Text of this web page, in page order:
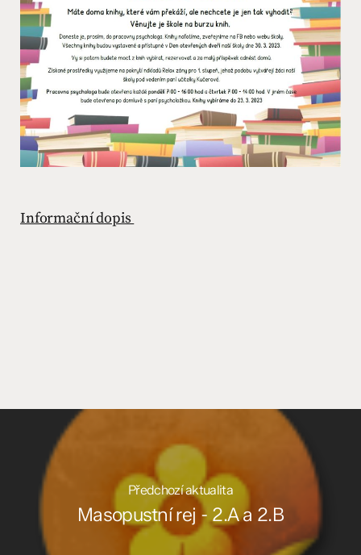
Informační dopis
Předchozí aktualita
Masopustní rej - 2.A a 2.B